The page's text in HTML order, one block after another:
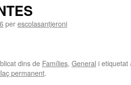
perescolasantjeroni
dins de Famílies, General i
permanent.